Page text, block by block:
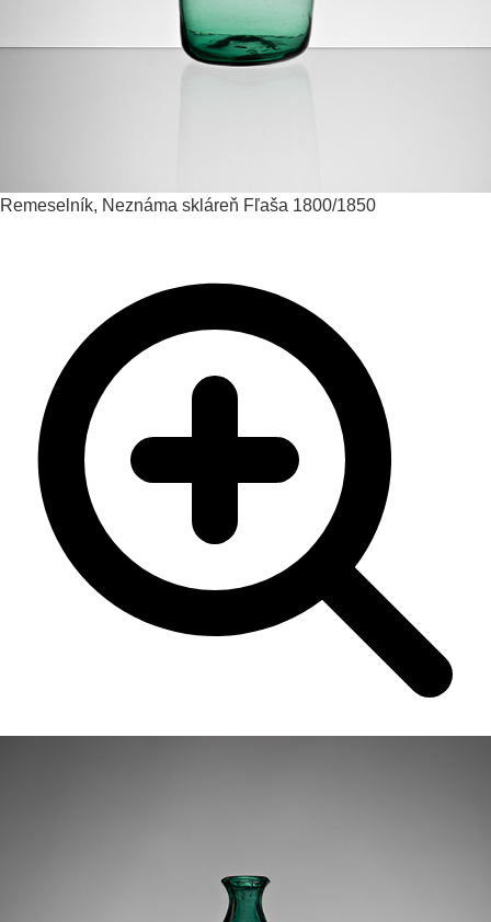
Remeselník, Neznáma skláreň Fľaša 1800/1850